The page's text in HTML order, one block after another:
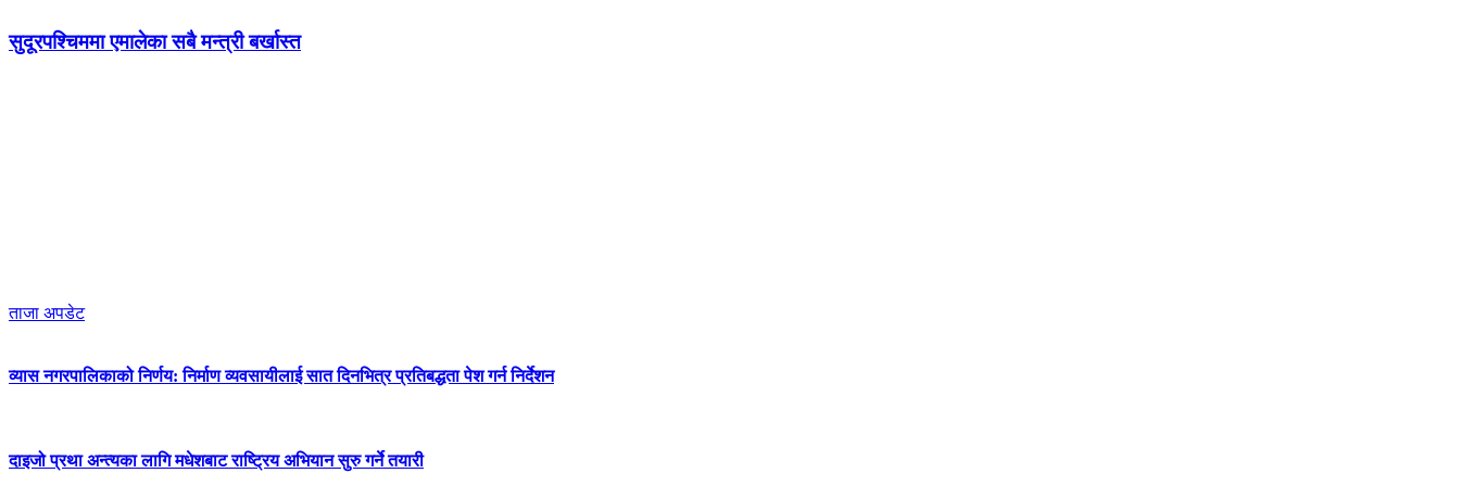
सुदूरपश्चिममा एमालेका सबै मन्त्री बर्खास्त
ताजा अपडेट
व्यास नगरपालिकाको निर्णय: निर्माण व्यवसायीलाई सात दिनभित्र प्रतिबद्धता पेश गर्न निर्देशन
दाइजो प्रथा अन्त्यका लागि मधेशबाट राष्ट्रिय अभियान सुरु गर्ने तयारी